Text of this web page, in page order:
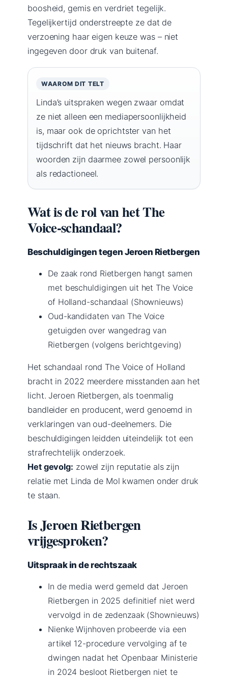
boosheid, gemis en verdriet tegelijk.
Tegelijkertijd onderstreepte ze dat de
verzoening haar eigen keuze was – niet
ingegeven door druk van buitenaf.
WAAROM DIT TELT
Linda’s uitspraken wegen zwaar omdat
ze niet alleen een mediapersoonlijkheid
is, maar ook de oprichtster van het
tijdschrift dat het nieuws bracht. Haar
woorden zijn daarmee zowel persoonlijk
als redactioneel.
Wat is de rol van het The
Voice-schandaal?
Beschuldigingen tegen Jeroen Rietbergen
De zaak rond Rietbergen hangt samen
met beschuldigingen uit het The Voice
of Holland-schandaal (Shownieuws)
Oud-kandidaten van The Voice
getuigden over wangedrag van
Rietbergen (volgens berichtgeving)
Het schandaal rond The Voice of Holland
bracht in 2022 meerdere misstanden aan het
licht. Jeroen Rietbergen, als toenmalig
bandleider en producent, werd genoemd in
verklaringen van oud-deelnemers. Die
beschuldigingen leidden uiteindelijk tot een
strafrechtelijk onderzoek.
Het gevolg: zowel zijn reputatie als zijn
relatie met Linda de Mol kwamen onder druk
te staan.
Is Jeroen Rietbergen
vrijgesproken?
Uitspraak in de rechtszaak
In de media werd gemeld dat Jeroen
Rietbergen in 2025 definitief niet werd
vervolgd in de zedenzaak (Shownieuws)
Nienke Wijnhoven probeerde via een
artikel 12-procedure vervolging af te
dwingen nadat het Openbaar Ministerie
in 2024 besloot Rietbergen niet te